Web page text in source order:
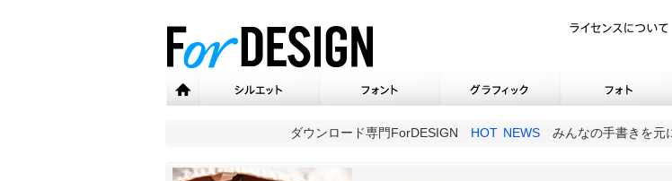
ダウンロード専門ForDESIGN HOT NEWSみんなの手書きを元